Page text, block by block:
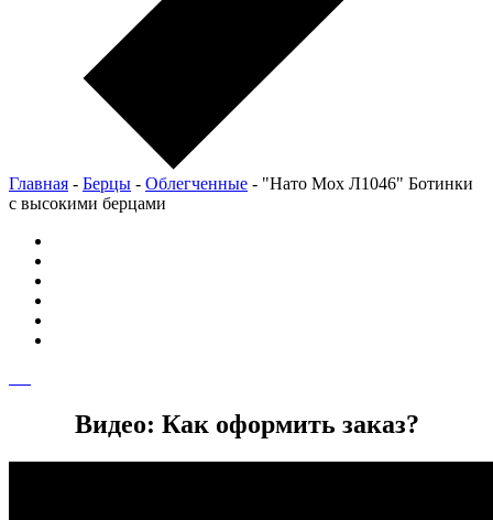
Главная - Берцы - Облегченные - "Нато Мох Л1046" Ботинки
с высокими берцами
Видео: Как оформить заказ?